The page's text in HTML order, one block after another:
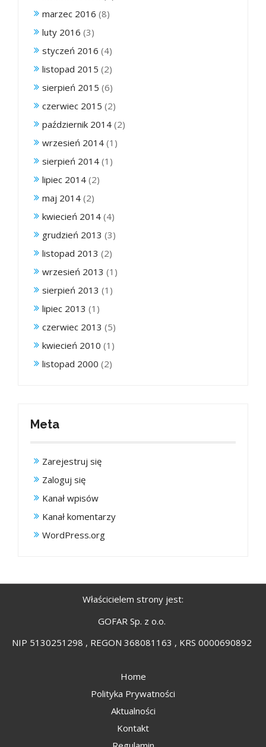
marzec 2016 (8)
luty 2016 (3)
styczeń 2016 (4)
listopad 2015 (2)
sierpień 2015 (6)
czerwiec 2015 (2)
październik 2014 (2)
wrzesień 2014 (1)
sierpień 2014 (1)
lipiec 2014 (2)
maj 2014 (2)
kwiecień 2014 (4)
grudzień 2013 (3)
listopad 2013 (2)
wrzesień 2013 (1)
sierpień 2013 (1)
lipiec 2013 (1)
czerwiec 2013 (5)
kwiecień 2010 (1)
listopad 2000 (2)
Meta
Zarejestruj się
Zaloguj się
Kanał wpisów
Kanał komentarzy
WordPress.org
Właścicielem strony jest:
GOFAR Sp. z o.o.
NIP 5130251298 , REGON 368081163 , KRS 0000690892
Home
Polityka Prywatności
Aktualności
Kontakt